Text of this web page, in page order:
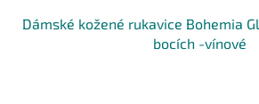
Dámské kožené rukavice Bohemia
bocích -vínové